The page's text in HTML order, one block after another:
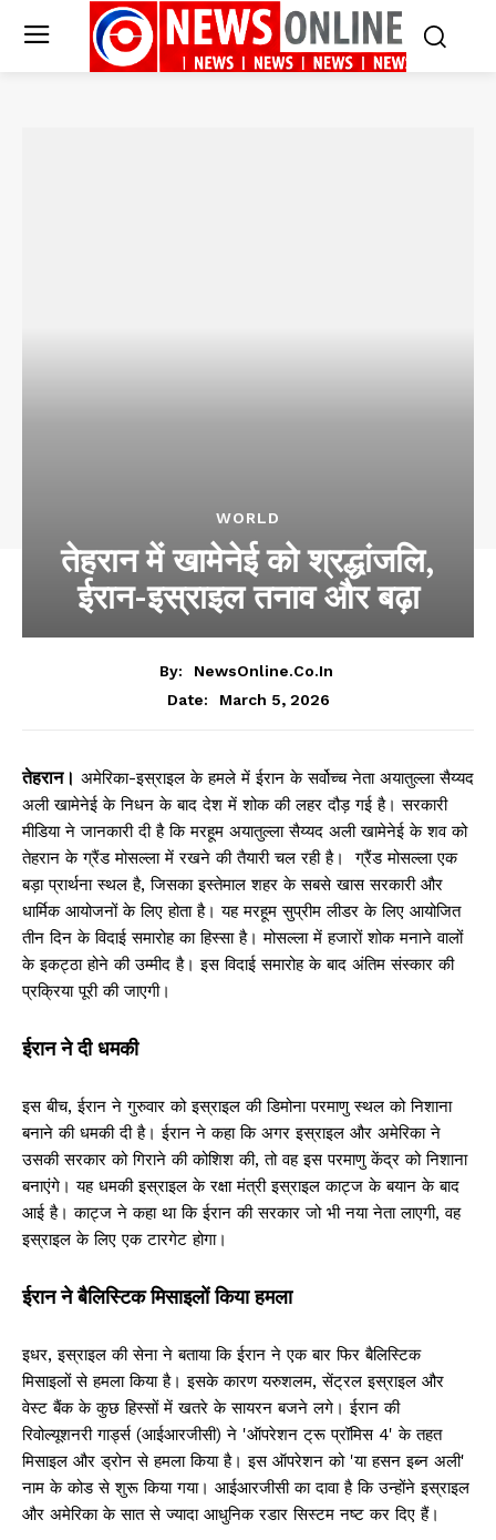
WORLD
तेहरान में खामेनेई को श्रद्धांजलि,
ईरान-इस्राइल तनाव और बढ़ा
By:
NewsOnline.co.in
Date:
March 5, 2026
तेहरान। अमेरिका-इस्राइल के हमले में ईरान के सर्वोच्च नेता अयातुल्ला सैय्यद
अली खामेनेई के निधन के बाद देश में शोक की लहर दौड़ गई है। सरकारी
मीडिया ने जानकारी दी है कि मरहूम अयातुल्ला सैय्यद अली खामेनेई के शव को
तेहरान के ग्रैंड मोसल्ला में रखने की तैयारी चल रही है। ग्रैंड मोसल्ला एक
बड़ा प्रार्थना स्थल है, जिसका इस्तेमाल शहर के सबसे खास सरकारी और
धार्मिक आयोजनों के लिए होता है। यह मरहूम सुप्रीम लीडर के लिए आयोजित
तीन दिन के विदाई समारोह का हिस्सा है। मोसल्ला में हजारों शोक मनाने वालों
के इकट्ठा होने की उम्मीद है। इस विदाई समारोह के बाद अंतिम संस्कार की
प्रक्रिया पूरी की जाएगी।
ईरान ने दी धमकी
इस बीच, ईरान ने गुरुवार को इस्राइल की डिमोना परमाणु स्थल को निशाना
बनाने की धमकी दी है। ईरान ने कहा कि अगर इस्राइल और अमेरिका ने
उसकी सरकार को गिराने की कोशिश की, तो वह इस परमाणु केंद्र को निशाना
बनाएंगे। यह धमकी इस्राइल के रक्षा मंत्री इस्राइल काट्ज के बयान के बाद
आई है। काट्ज ने कहा था कि ईरान की सरकार जो भी नया नेता लाएगी, वह
इस्राइल के लिए एक टारगेट होगा।
ईरान ने बैलिस्टिक मिसाइलों किया हमला
इधर, इस्राइल की सेना ने बताया कि ईरान ने एक बार फिर बैलिस्टिक
मिसाइलों से हमला किया है। इसके कारण यरुशलम, सेंट्रल इस्राइल और
वेस्ट बैंक के कुछ हिस्सों में खतरे के सायरन बजने लगे। ईरान की
रिवोल्यूशनरी गार्ड्स (आईआरजीसी) ने 'ऑपरेशन ट्रू प्रॉमिस 4' के तहत
मिसाइल और ड्रोन से हमला किया है। इस ऑपरेशन को 'या हसन इब्न अली'
नाम के कोड से शुरू किया गया। आईआरजीसी का दावा है कि उन्होंने इस्राइल
और अमेरिका के सात से ज्यादा आधुनिक रडार सिस्टम नष्ट कर दिए हैं।